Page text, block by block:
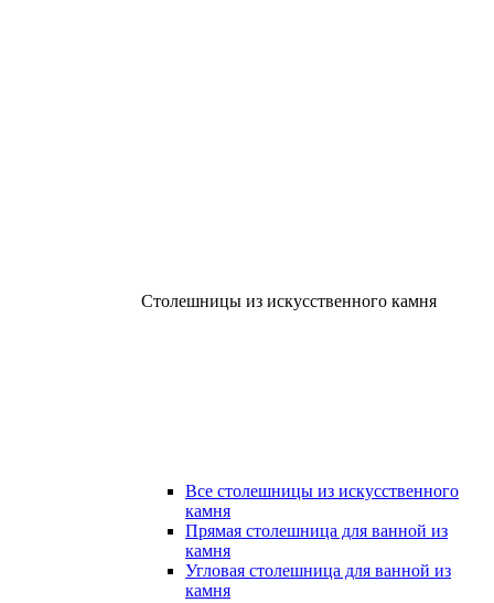
Столешницы из искусственного камня
Все столешницы из искусственного
камня
Прямая столешница для ванной из
камня
Угловая столешница для ванной из
камня